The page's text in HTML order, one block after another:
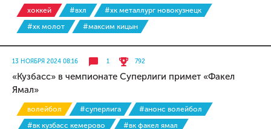
хоккей #вхл
#хк металлург новокузнецк
#хк молот
#максим кицын
13 НОЯБРЯ 2024 08:16 1 792
«Кузбасс» в чемпионате Суперлиги примет «Факел
Ямал»
волейбол #суперлига
#анонс волейбол
#вк кузбасс кемерово
#вк факел ямал